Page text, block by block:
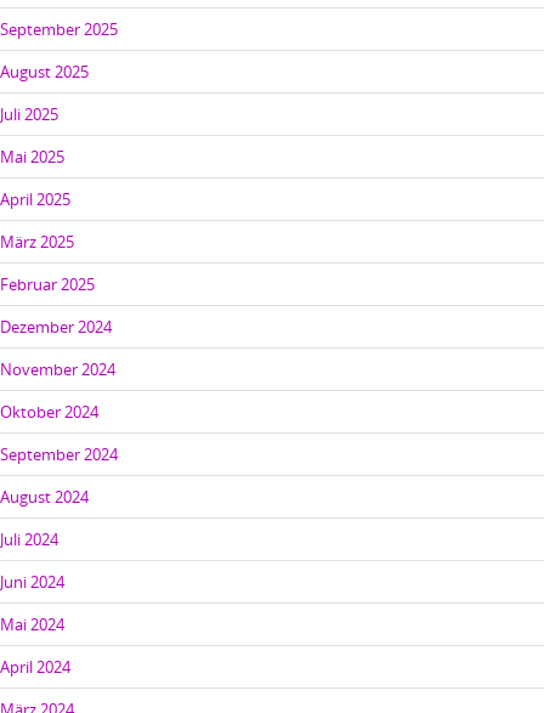
September 2025
August 2025
Juli 2025
Mai 2025
April 2025
März 2025
Februar 2025
Dezember 2024
November 2024
Oktober 2024
September 2024
August 2024
Juli 2024
Juni 2024
Mai 2024
April 2024